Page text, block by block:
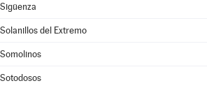
Sigüenza
Solanillos del Extremo
Somolinos
Sotodosos